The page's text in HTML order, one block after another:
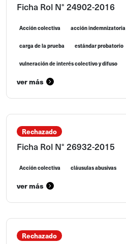
Ficha Rol N° 24902-2016
Acción colectiva acción indemnizatoria
carga de la prueba estándar probatorio
vulneración de interés colectivo y difuso
ver más
Rechazado
Ficha Rol N° 26932-2015
Acción colectiva cláusulas abusivas
ver más
Rechazado